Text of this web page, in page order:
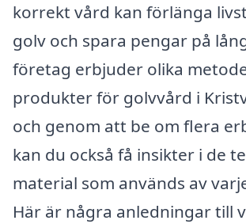
korrekt vård kan förlänga
golv och spara pengar på
företag erbjuder olika
produkter för golvvård i
och genom att be om flera
kan du också få insikter i de
material som används av
Här är några anledningar till